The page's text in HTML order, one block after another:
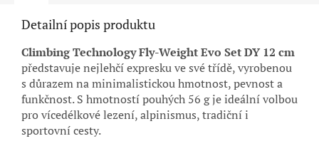
Detailní popis produktu
Climbing Technology Fly-Weight Evo Set DY 12 cm
představuje nejlehčí expresku ve své třídě, vyrobenou
s důrazem na minimalistickou hmotnost, pevnost a
funkčnost. S hmotností pouhých 56 g je ideální volbou
pro vícedélkové lezení, alpinismus, tradiční i
sportovní cesty.